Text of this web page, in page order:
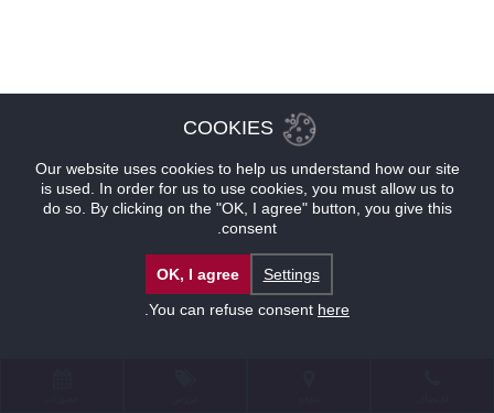
COOKIES
Our website uses cookies to help us understand how our site
is used. In order for us to use cookies, you must allow us to
do so. By clicking on the "OK, I agree" button, you give this
consent.
Settings
OK, I agree
You can refuse consent here
.